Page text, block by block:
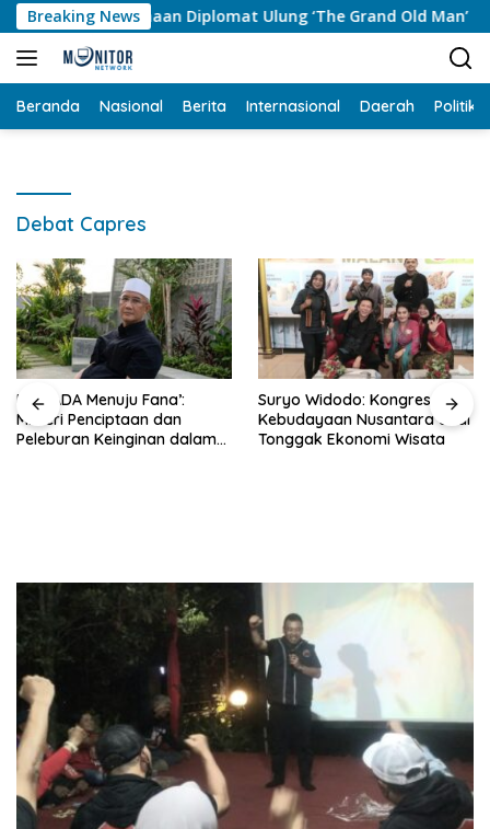
Langsung
ke
konten
Breaking News
Diplomat Ulung ‘The Grand Old Man’ Haji Agus Salim
Beranda Nasional Berita Internasional Daerah Politik
Debat Capres
Dari ADA Menuju Fana’:
Misteri Penciptaan dan
Peleburan Keinginan dalam
Suryo Widodo: Kongres
Kebudayaan Nusantara Jadi
Tonggak Ekonomi Wisata